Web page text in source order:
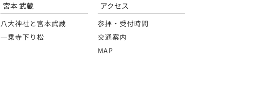
宮本 武蔵
八大神社と宮本武蔵
一乗寺下り松
アクセス
参拝・受付時間
交通案内
MAP